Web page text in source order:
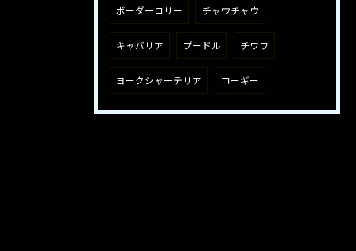
ボーダーコリー チャウチャウ
キャバリア プードル チワワ
ヨークシャーテリア コーギー